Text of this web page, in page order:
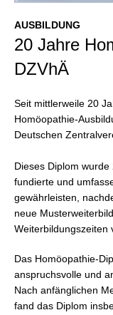
AUSBILDUNG
20 Jahre
DZVhÄ
Seit mittlerweile 20
Homöopathie-
Deutschen
Dieses Diplom
fundierte und
gewährleisten,
neue
Weiterbildungszeiten
Das Homöopathie-
anspruchsvolle und
Nach anfänglichen
fand das Diplom